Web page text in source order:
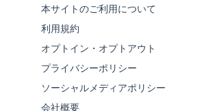
本サイトのご利用について
利用規約
オプトイン・オプトアウト
プライバシーポリシー
ソーシャルメディアポリシー
会社概要